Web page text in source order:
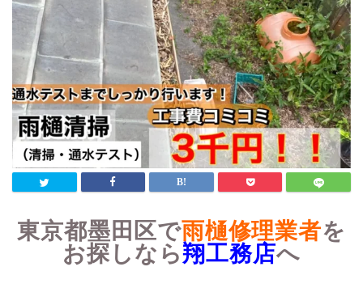
東京都墨田区で雨樋修理業者を
お探しなら翔工務店へ